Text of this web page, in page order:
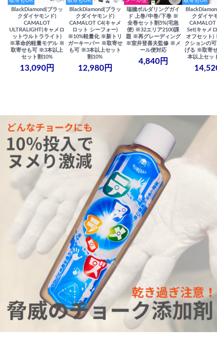
BlackDiamond(ブラッ
クダイヤモンド)
CAMALOT
ULTRALIGHT(キャメロ
ットウルトラライト)
※革命的軽量モデル ※
取寄せも可 ※3本以上
セット割10%
13,090円
BlackDiamond(ブラッ
クダイヤモンド)
CAMALOT C4(キャメ
ロット シーフォー)
※10%軽量化 ※新トリ
ガーキーパー ※取寄せ
も可 ※3本以上セット
割10%
12,980円
瑞牆ボルダリングガイ
ド 上巻/中巻/下巻 ※
全巻セット割5%(宅急
便) ※32エリア2100課
題 ※再グレーディング
※室井登喜夫監修 ※メ
ール便対応
4,840円
クダイヤ
Set(キャメ
オフセット)
クションの
げる ※取寄
本以上セッ